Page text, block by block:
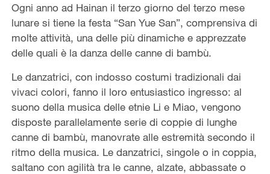
Video
Ogni anno ad Hainan il terzo giorno del terzo mese
lunare si tiene la festa “San Yue San”, comprensiva di
molte attività, una delle più dinamiche e apprezzate
delle quali è la danza delle canne di bambù.
Le danzatrici, con indosso costumi tradizionali dai
vivaci colori, fanno il loro entusiastico ingresso: al
suono della musica delle etnie Li e Miao, vengono
disposte parallelamente serie di coppie di lunghe
canne di bambù, manovrate alle estremità secondo il
ritmo della musica. Le danzatrici, singole o in coppia,
saltano con agilità tra le canne, alzate, abbassate o